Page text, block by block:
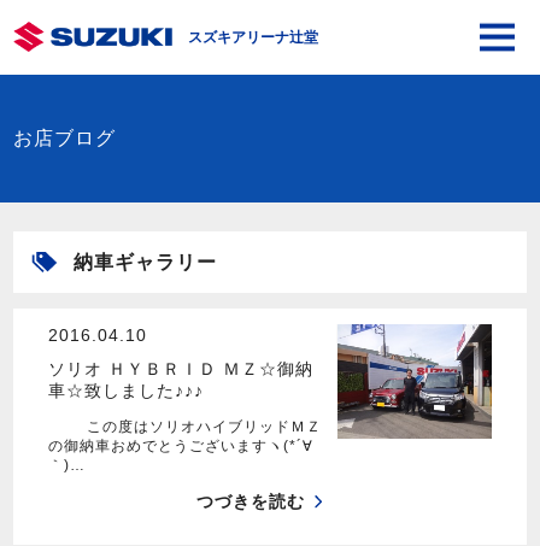
スズキアリーナ辻堂
お店ブログ
納車ギャラリー
2016.04.10
ソリオ ＨＹＢＲＩＤ ＭＺ☆御納
車☆致しました♪♪♪
この度はソリオハイブリッドＭＺ
の御納車おめでとうございますヽ(*´∀
｀)…
つづきを読む